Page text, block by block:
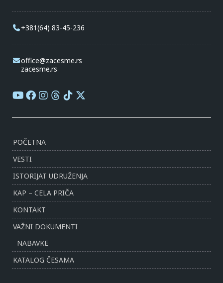
+381(64) 83-45-236
office@zacesme.rs
zacesme.rs
POČETNA
VESTI
ISTORIJAT UDRUŽENJA
KAP – CELA PRIČA
KONTAKT
VAŽNI DOKUMENTI
NABAVKE
KATALOG ČESAMA